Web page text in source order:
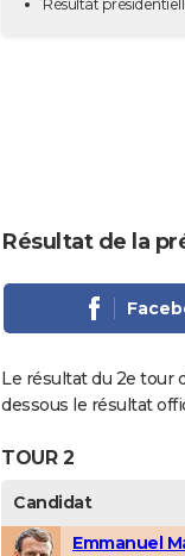
Résultat
Résultat de la
Le résultat du 2e tour
dessous le résultat
TOUR 2
Candidat
Emmanuel